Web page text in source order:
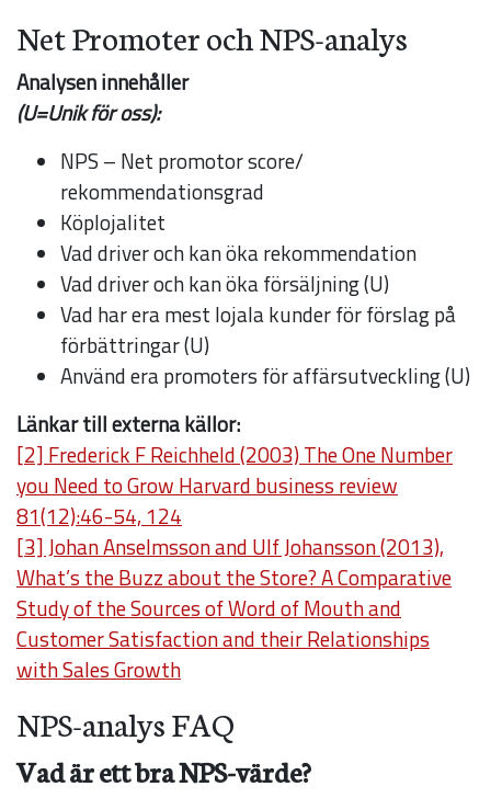
Net Promoter och NPS-analys
Analysen innehåller
(U=Unik för oss):
NPS – Net promotor score/
rekommendationsgrad
Köplojalitet
Vad driver och kan öka rekommendation
Vad driver och kan öka försäljning (U)
Vad har era mest lojala kunder för förslag på
förbättringar (U)
Använd era promoters för affärsutveckling (U)
Länkar till externa källor:
[2] Frederick F Reichheld (2003) The One Number
you Need to Grow Harvard business review
81(12):46-54, 124
[3] Johan Anselmsson and Ulf Johansson (2013),
What’s the Buzz about the Store? A Comparative
Study of the Sources of Word of Mouth and
Customer Satisfaction and their Relationships
with Sales Growth
NPS-analys FAQ
Vad är ett bra NPS-värde?
bra som
de här
funktionalitet
att försvinna
från
Marknadsföring
Genom att dela
intressen och ditt
beteende när du
surfar ökar du
chansen att få se